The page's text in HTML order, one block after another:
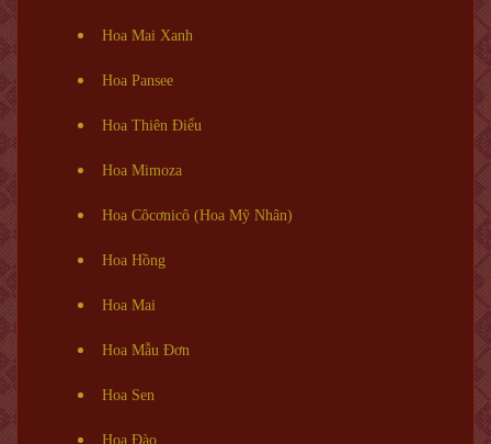
Hoa Mai Xanh
Hoa Pansee
Hoa Thiên Điểu
Hoa Mimoza
Hoa Côcơnicô (Hoa Mỹ Nhân)
Hoa Hồng
Hoa Mai
Hoa Mẫu Đơn
Hoa Sen
Hoa Đào